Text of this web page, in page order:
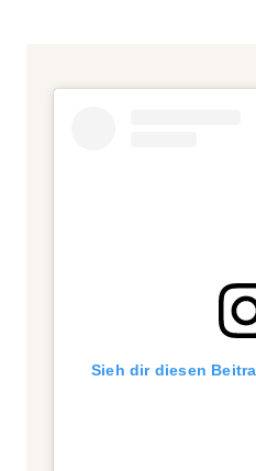
Sieh dir diesen